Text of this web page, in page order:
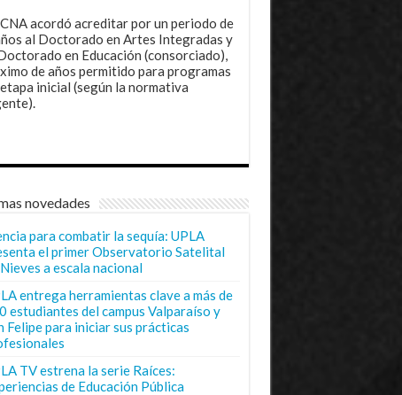
acordó acreditar por un periodo de
al Doctorado en Artes Integradas y
en Educación (consorciado),
de años permitido para programas
inicial (según la normativa
novedades
para combatir la sequía: UPLA
el primer Observatorio Satelital
a escala nacional
entrega herramientas clave a más de
estudiantes del campus Valparaíso y
Felipe para iniciar sus prácticas
TV estrena la serie Raíces:
de Educación Pública